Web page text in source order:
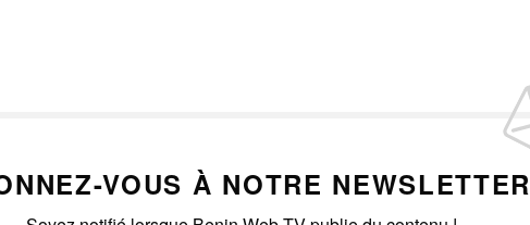
VOUS À NOTRE NEWSLETTER